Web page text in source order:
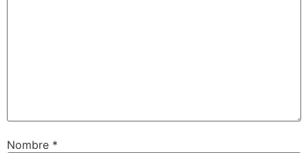
Nombre *